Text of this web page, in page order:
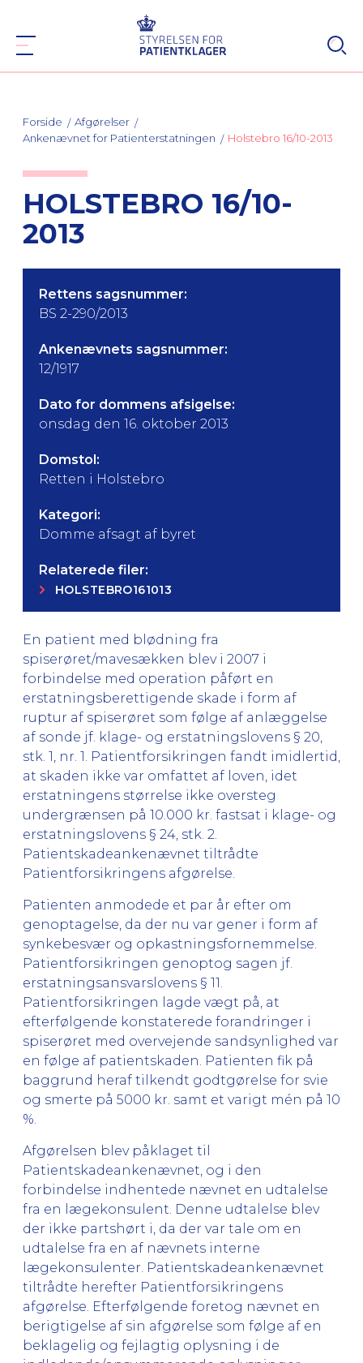
Forside
Afgørelser
Ankenævnet for Patienterstatningen
Holstebro 16/10-2013
HOLSTEBRO 16/10-
2013
Rettens sagsnummer:
BS 2-290/2013
Ankenævnets sagsnummer:
12/1917
Dato for dommens afsigelse:
onsdag den 16. oktober 2013
Domstol:
Retten i Holstebro
Kategori:
Domme afsagt af byret
Relaterede filer:
HOLSTEBRO161013
En patient med blødning fra
spiserøret/mavesækken blev i 2007 i
forbindelse med operation påført en
erstatningsberettigende skade i form af
ruptur af spiserøret som følge af anlæggelse
af sonde jf. klage- og erstatningslovens § 20,
stk. 1, nr. 1. Patientforsikringen fandt imidlertid,
at skaden ikke var omfattet af loven, idet
erstatningens størrelse ikke oversteg
undergrænsen på 10.000 kr. fastsat i klage- og
erstatningslovens § 24, stk. 2.
Patientskadeankenævnet tiltrådte
Patientforsikringens afgørelse.
Patienten anmodede et par år efter om
genoptagelse, da der nu var gener i form af
synkebesvær og opkastningsfornemmelse.
Patientforsikringen genoptog sagen jf.
erstatningsansvarslovens § 11.
Patientforsikringen lagde vægt på, at
efterfølgende konstaterede forandringer i
spiserøret med overvejende sandsynlighed var
en følge af patientskaden. Patienten fik på
baggrund heraf tilkendt godtgørelse for svie
og smerte på 5000 kr. samt et varigt mén på 10
%.
Afgørelsen blev påklaget til
Patientskadeankenævnet, og i den
forbindelse indhentede nævnet en udtalelse
fra en lægekonsulent. Denne udtalelse blev
der ikke partshørt i, da der var tale om en
udtalelse fra en af nævnets interne
lægekonsulenter. Patientskadeankenævnet
tiltrådte herefter Patientforsikringens
afgørelse. Efterfølgende foretog nævnet en
berigtigelse af sin afgørelse som følge af en
beklagelig og fejlagtig oplysning i de